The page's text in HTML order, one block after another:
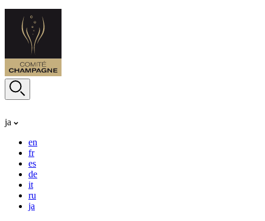
ja
en
fr
es
de
it
ru
ja